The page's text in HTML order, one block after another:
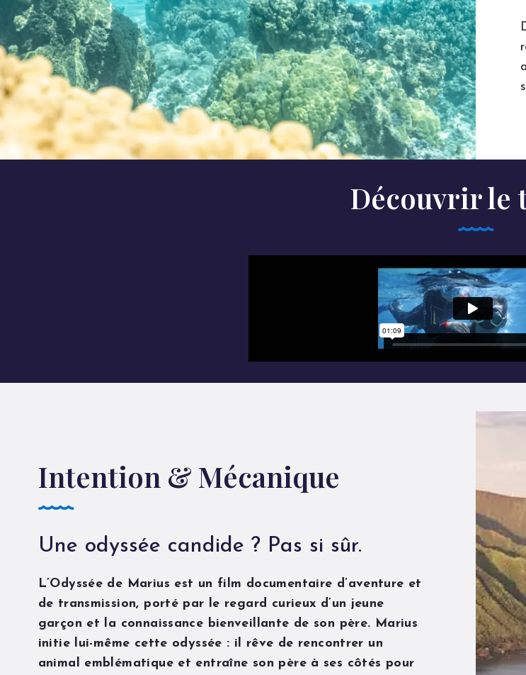
Découvrir le
Intention & Mécanique
Une odyssée candide ? Pas si sûr.
L’Odyssée de Marius est un film documentaire d’aventure et
de transmission, porté par le regard curieux d’un jeune
garçon et la connaissance bienveillante de son père. Marius
initie lui-même cette odyssée : il rêve de rencontrer un
animal emblématique et entraîne son père à ses côtés pour